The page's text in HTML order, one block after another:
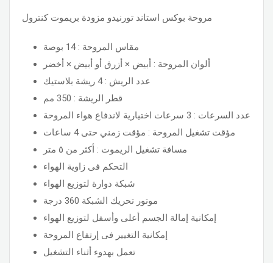
مروحة بوكس استاند تورنيدو مزودة بريموت كنترول
مقاس المروحة : 14 بوصة
ألوان المروحة : أبيض × أزرق أو أبيض × أخضر
عدد الريش : 4 ريشة بلاستيك
قطر الريشة : 350 مم
عدد السرعات : 3 سرعات اختيارية لاندفاع هواء المروحة
مؤقت تشغيل المروحة : مؤقت زمني حتى 4 ساعات
مسافة تشغيل الريموت : أكثر من ٥ متر
التحكم فى زاوية الهواء
شبكة دوارة لتوزيع الهواء
موتور تحريك الشبكة 360 درجة
إمكانية إمالة الجسم أعلى وأسفل لتوزيع الهواء
إمكانية التغيير فى إرتفاع المروحة
تعمل بهدوء أثناء التشغيل